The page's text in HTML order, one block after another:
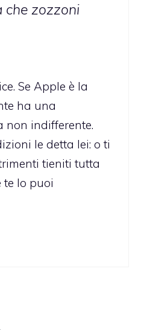
che zozzoni
Se Apple è la
ha una
non indifferente.
le detta lei: o ti
tieniti tutta
te lo puoi